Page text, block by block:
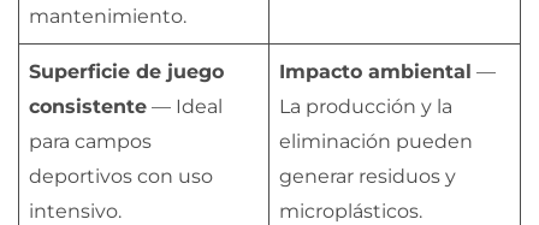
mantenimiento.
Superficie de juego
consistente — Ideal
para campos
deportivos con uso
intensivo.
Impacto ambiental —
La producción y la
eliminación pueden
generar residuos y
microplásticos.